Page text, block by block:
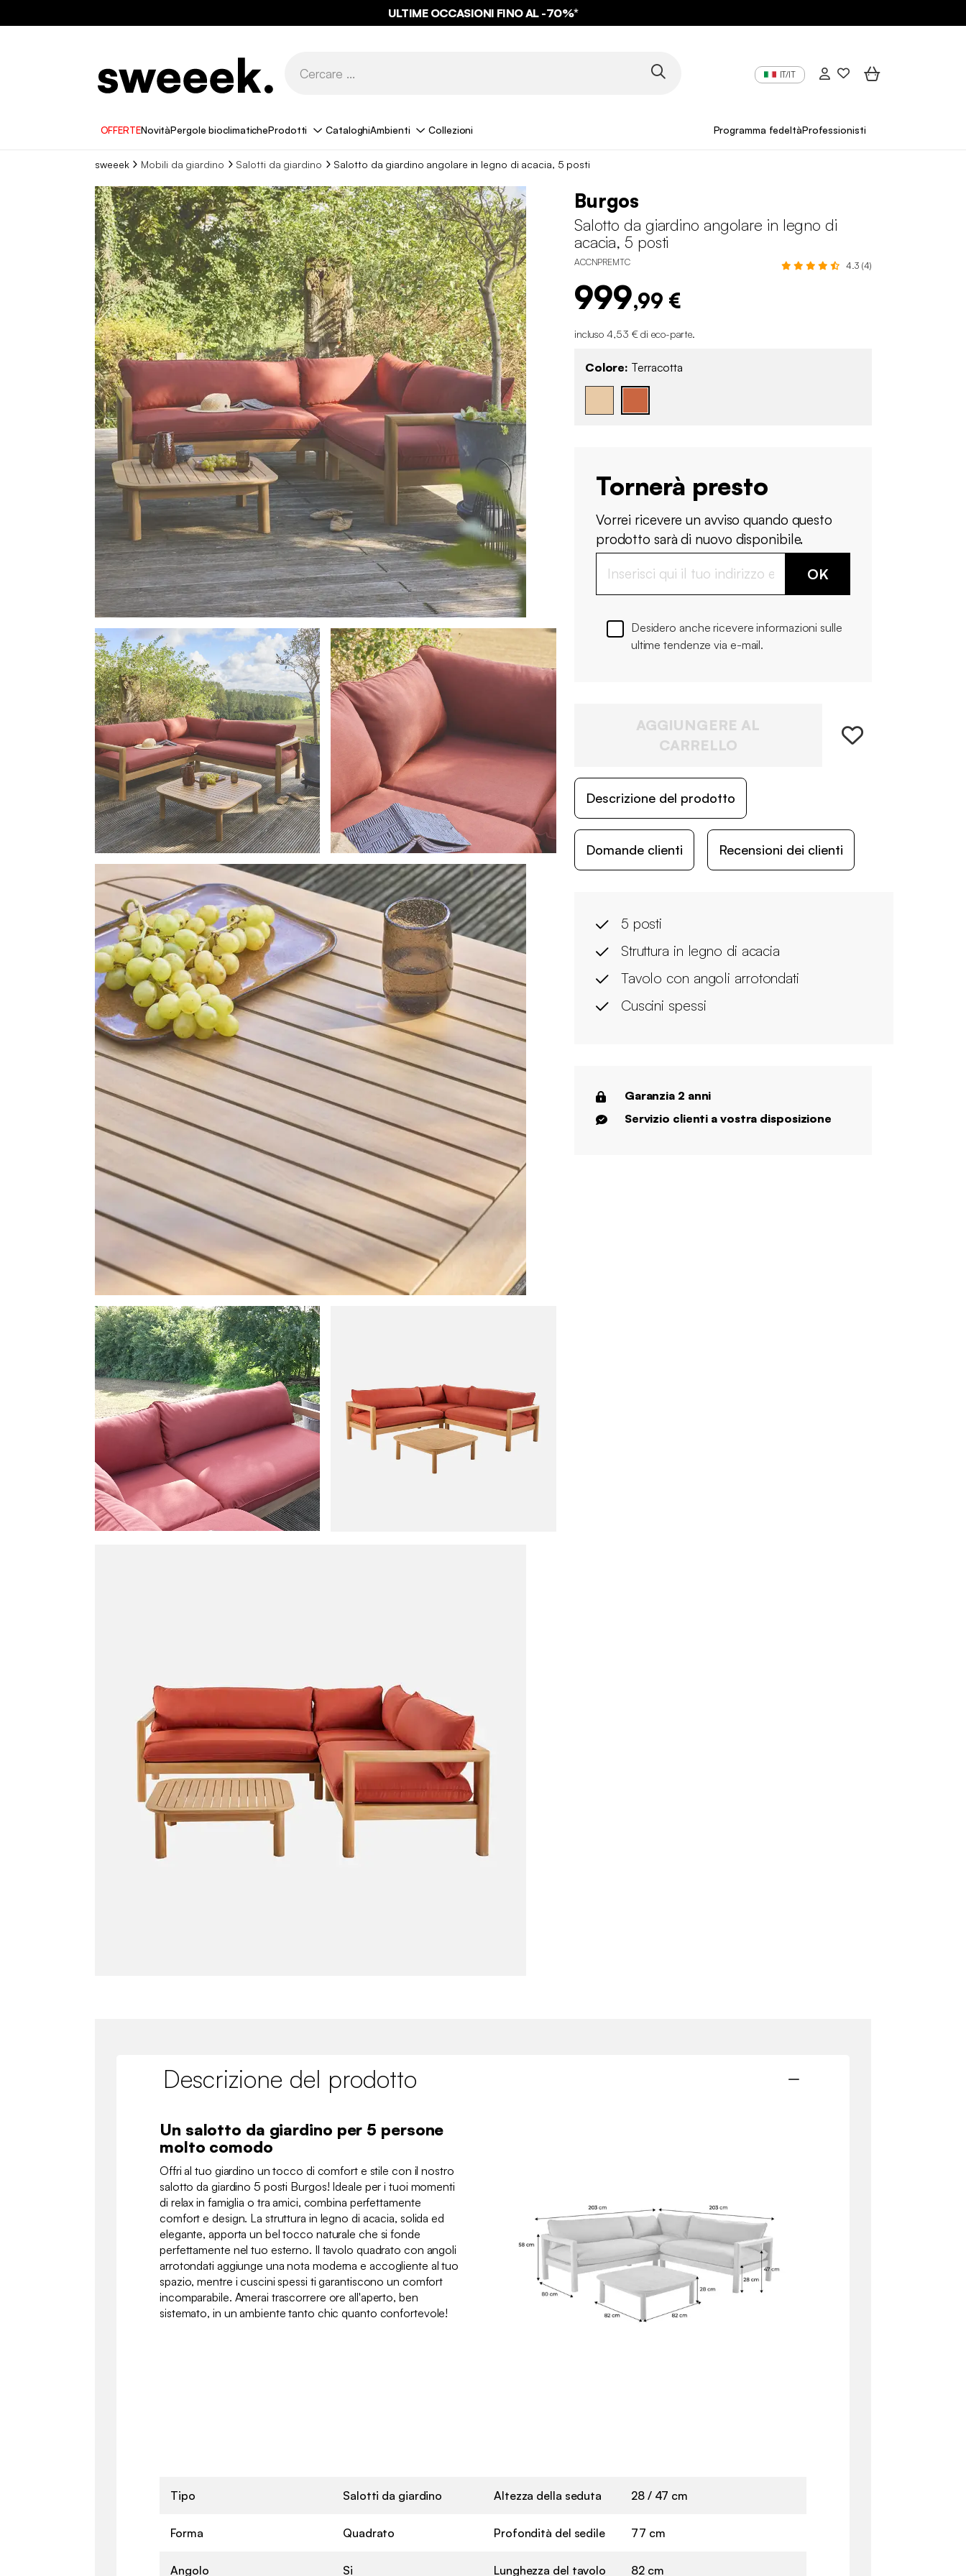
ULTIME OCCASIONI FINO AL -70%*
IT/IT
OFFERTENovitàPergole bioclimaticheProdotti CataloghiAmbienti Collezioni Programma fedeltàProfessionisti
sweeek Mobili da giardino Salotti da giardino Salotto da giardino angolare in legno di acacia, 5 posti
Burgos
Salotto da giardino angolare in legno di
acacia, 5 posti
ACCNPREMTC 4.3 (4)
999,99 €
incluso 4,53 € di eco-parte.
Colore: Terracotta
Tornerà presto
Vorrei ricevere un avviso quando questo
prodotto sarà di nuovo disponibile.
OK
Desidero anche ricevere informazioni sulle
ultime tendenze via e-mail.
AGGIUNGERE AL
CARRELLO
Descrizione del prodotto
Domande clienti Recensioni dei clienti
5 posti
Struttura in legno di acacia
Tavolo con angoli arrotondati
Cuscini spessi
Garanzia 2 anni
Servizio clienti a vostra disposizione
Descrizione del prodotto
Un salotto da giardino per 5 persone
molto comodo
Offri al tuo giardino un tocco di comfort e stile con il nostro
salotto da giardino 5 posti Burgos! Ideale per i tuoi momenti
di relax in famiglia o tra amici, combina perfettamente
comfort e design. La struttura in legno di acacia, solida ed
elegante, apporta un bel tocco naturale che si fonde
perfettamente nel tuo esterno. Il tavolo quadrato con angoli
arrotondati aggiunge una nota moderna e accogliente al tuo
spazio, mentre i cuscini spessi ti garantiscono un comfort
incomparabile. Amerai trascorrere ore all'aperto, ben
sistemato, in un ambiente tanto chic quanto confortevole!
Tipo Salotti da giardino
Forma Quadrato
Angolo Si
Altezza della seduta 28 / 47 cm
Profondità del sedile 77 cm
Lunghezza del tavolo 82 cm